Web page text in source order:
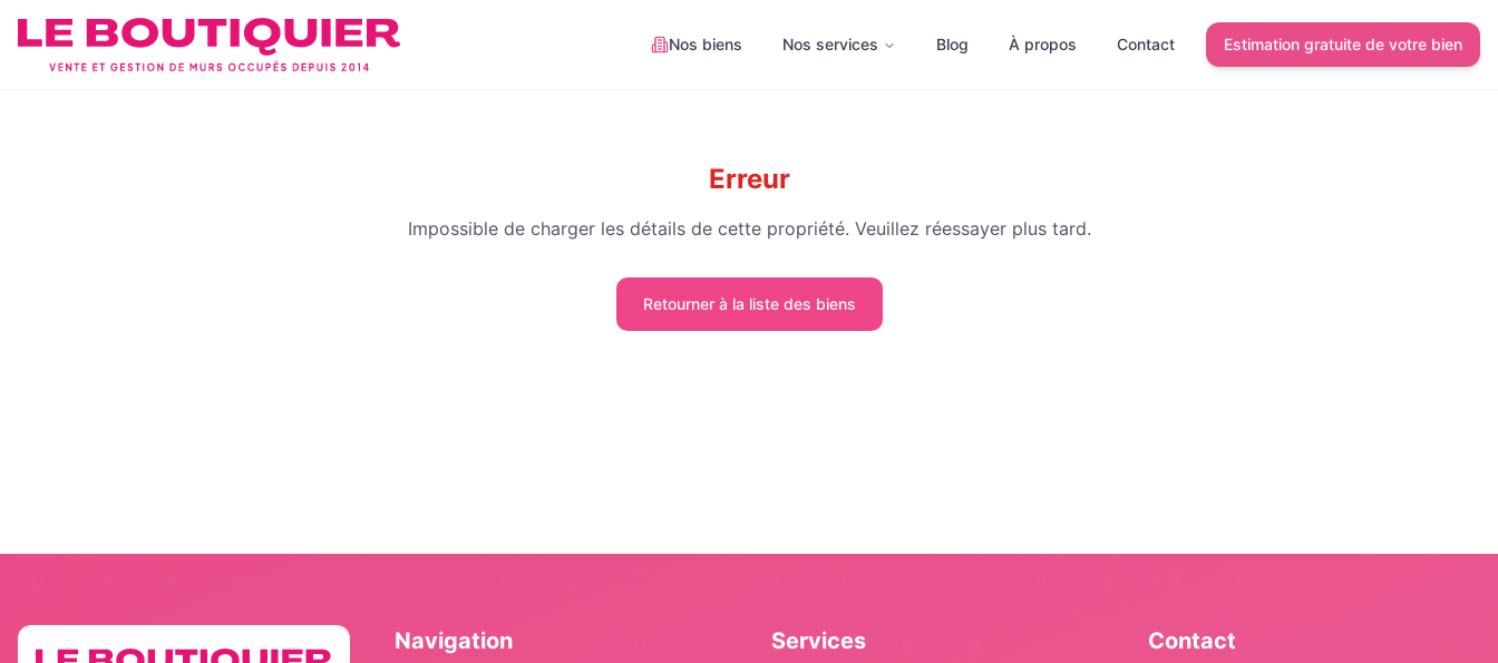
Nos biens Nos services Blog À propos Contact Estimation gratuite de votre bien
Erreur
Impossible de charger les détails de cette propriété. Veuillez réessayer plus tard.
Retourner à la liste des biens
Navigation Services Contact